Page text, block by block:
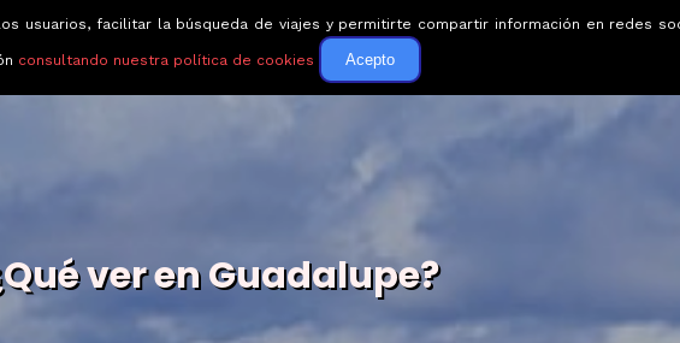
Circuitos
ver en Guadalupe?
usuarios, facilitar la búsqueda de viajes y permitirte compartir información en redes
consultando nuestra política de cookies Acepto